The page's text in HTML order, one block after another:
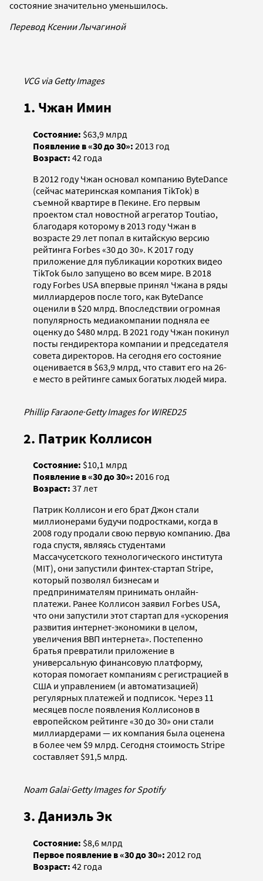
состояние значительно уменьшилось.
Перевод Ксении Лычагиной
VCG via Getty Images
1. Чжан Имин
Состояние: $63,9 млрд
Появление в «30 до 30»: 2013 год
Возраст: 42 года
В 2012 году Чжан основал компанию ByteDance
(сейчас материнская компания TikTok) в
съемной квартире в Пекине. Его первым
проектом стал новостной агрегатор Toutiao,
благодаря которому в 2013 году Чжан в
возрасте 29 лет попал в китайскую версию
рейтинга Forbes «30 до 30». К 2017 году
приложение для публикации коротких видео
TikTok было запущено во всем мире. В 2018
году Forbes USA впервые принял Чжана в ряды
миллиардеров после того, как ByteDance
оценили в $20 млрд. Впоследствии огромная
популярность медиакомпании подняла ее
оценку до $480 млрд. В 2021 году Чжан покинул
посты гендиректора компании и председателя
совета директоров. На сегодня его состояние
оценивается в $63,9 млрд, что ставит его на 26-
е место в рейтинге самых богатых людей мира.
Phillip Faraone·Getty Images for WIRED25
2. Патрик Коллисон
Состояние: $10,1 млрд
Появление в «30 до 30»: 2016 год
Возраст: 37 лет
Патрик Коллисон и его брат Джон стали
миллионерами будучи подростками, когда в
2008 году продали свою первую компанию. Два
года спустя, являясь студентами
Массачусетского технологического института
(MIT), они запустили финтех-стартап Stripe,
который позволял бизнесам и
предпринимателям принимать онлайн-
платежи. Ранее Коллисон заявил Forbes USA,
что они запустили этот стартап для «ускорения
развития интернет-экономики в целом,
увеличения ВВП интернета». Постепенно
братья превратили приложение в
универсальную финансовую платформу,
которая помогает компаниям с регистрацией в
США и управлением (и автоматизацией)
регулярных платежей и подписок. Через 11
месяцев после появления Коллисонов в
европейском рейтинге «30 до 30» они стали
миллиардерами — их компания была оценена
в более чем $9 млрд. Сегодня стоимость Stripe
составляет $91,5 млрд.
Noam Galai·Getty Images for Spotify
3. Даниэль Эк
Состояние: $8,6 млрд
Первое появление в «30 до 30»: 2012 год
Возраст: 42 года